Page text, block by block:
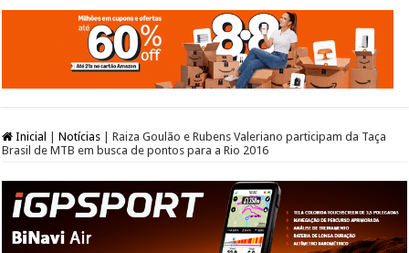
Inicial Notícias
Raiza Goulão e Rubens Valeriano participam da Taça
Brasil de MTB em busca de pontos para a Rio 2016